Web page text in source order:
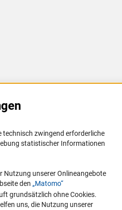
technisch zwingend erforderliche
statistischer Informationen
Nutzung unserer Onlineangebote
den „Matomo“
grundsätzlich ohne Cookies.
uns, die Nutzung unserer